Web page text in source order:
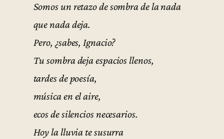
Somos un retazo de sombra de la nada
que nada deja.
Pero, ¿sabes, Ignacio?
Tu sombra deja espacios llenos,
tardes de poesía,
música en el aire,
ecos de silencios necesarios.
Hoy la lluvia te susurra